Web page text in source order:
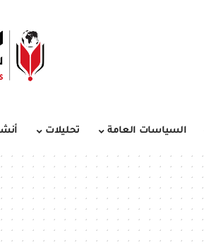
السياسات العامة تحليلات